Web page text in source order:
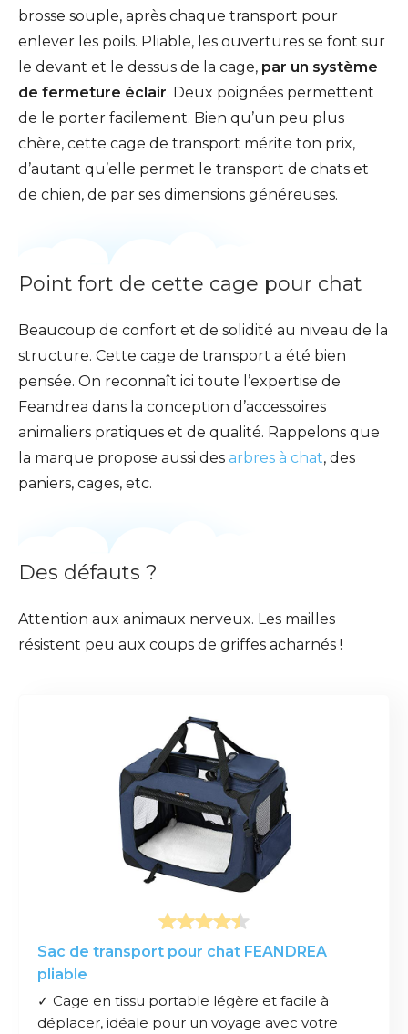
brosse souple, après chaque transport pour
enlever les poils. Pliable, les ouvertures se font sur
le devant et le dessus de la cage, par un système
de fermeture éclair. Deux poignées permettent
de le porter facilement. Bien qu’un peu plus
chère, cette cage de transport mérite ton prix,
d’autant qu’elle permet le transport de chats et
de chien, de par ses dimensions généreuses.
Point fort de cette cage pour chat
Beaucoup de confort et de solidité au niveau de la
structure. Cette cage de transport a été bien
pensée. On reconnaît ici toute l’expertise de
Feandrea dans la conception d’accessoires
animaliers pratiques et de qualité. Rappelons que
la marque propose aussi des arbres à chat, des
paniers, cages, etc.
Des défauts ?
Attention aux animaux nerveux. Les mailles
résistent peu aux coups de griffes acharnés !
Sac de transport pour chat FEANDREA
pliable
✓ Cage en tissu portable légère et facile à
déplacer, idéale pour un voyage avec votre